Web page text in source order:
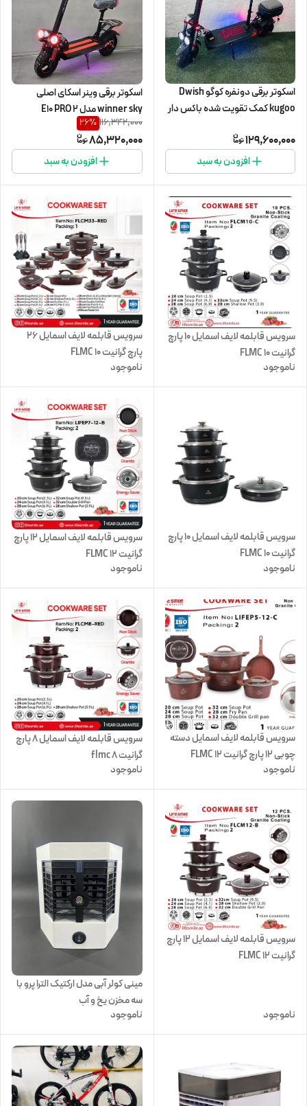
اسکوتر برقی دونفره کوگو Dwish
kugoo کمک تقویت شده باکس دار
129,600,000
افزودن به سبد
اسکوتر برقی وینر اسکای اصلی
winner sky مدل E10 PRO 2
116,342,000
26%
85,320,000
افزودن به سبد
سرویس قابلمه لایف اسمایل 10 پارچ
گرانیت FLMC 10
ناموجود
سرویس قابلمه لایف اسمایل ۲۶
پارچ گرانیت FLMC 10
ناموجود
سرویس قابلمه لایف اسمایل 10 پارچ
گرانیت FLMC 10
ناموجود
سرویس قابلمه لایف اسمایل 12 پارچ
گرانیت FLMC 12
ناموجود
سرویس قابلمه لایف اسمایل دسته
چوبی 12 پارچ گرانیت FLMC 12
ناموجود
سرویس قابلمه لایف اسمایل 8 پارچ
گرانیت flmc 8
ناموجود
سرویس قابلمه لایف اسمایل 12 پارچ
گرانیت FLMC 12
ناموجود
مینی کولر آبی مدل ارکتیک الترا پرو با
سه مخزن یخ و آب
ناموجود